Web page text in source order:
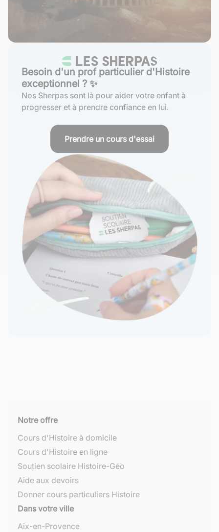
Besoin d'un prof particulier d'Histoire
exceptionnel ? ✨
Nos Sherpas sont là pour aider votre enfant à
progresser et à prendre confiance en lui.
Prendre un cours d'essai
Notre offre
Cours d'Histoire à domicile
Cours d'Histoire en ligne
Soutien scolaire Histoire-Géo
Aide aux devoirs
Donner cours particuliers Histoire
Dans votre ville
Aix-en-Provence